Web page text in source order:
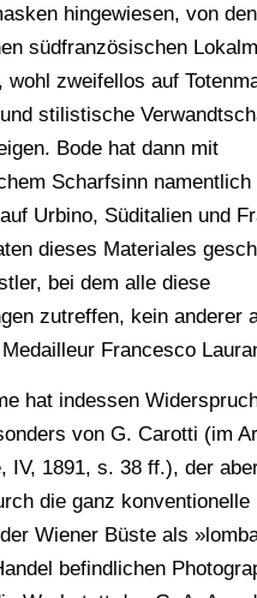
hingewiesen, von
südfranzösischen
wohl zweifellos auf
stilistische
Bode hat dann mit
Scharfsinn namentlich
Urbino, Süditalien und
dieses Materiales
bei dem alle diese
zutreffen, kein anderer
Francesco
hat indessen
von G. Carotti (im
IV, 1891, s. 38 ff.), der
die ganz konventionelle
Wiener Büste als
befindlichen